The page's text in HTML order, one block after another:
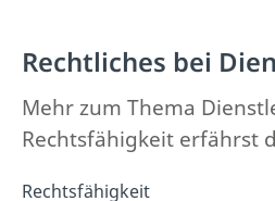
Rechtliches bei
Mehr zum Thema
Rechtsfähigkeit erfährst
Rechtsfähigkeit